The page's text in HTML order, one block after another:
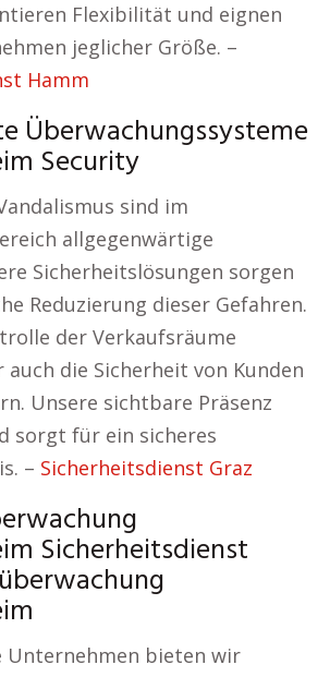
Flexibilität und eignen
jeglicher Größe. –
Hamm
Überwachungssysteme
Security
sind im
allgegenwärtige
Sicherheitslösungen sorgen
Reduzierung dieser Gefahren.
der Verkaufsräume
die Sicherheit von Kunden
Unsere sichtbare Präsenz
sorgt für ein sicheres
– Sicherheitsdienst Graz
Sicherheitsdienst
Unternehmen bieten wir